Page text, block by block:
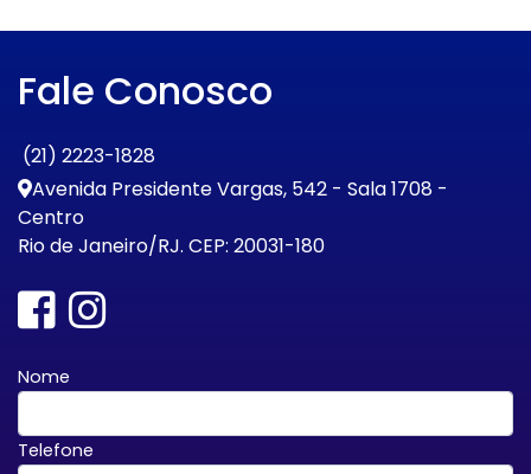
Fale Conosco
(21) 2223-1828
Avenida Presidente Vargas, 542 - Sala 1708 -
Centro
Rio de Janeiro/RJ. CEP: 20031-180
Nome
Telefone